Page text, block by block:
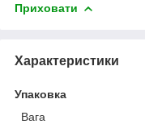
Приховати
Характеристики
Упаковка
Вага